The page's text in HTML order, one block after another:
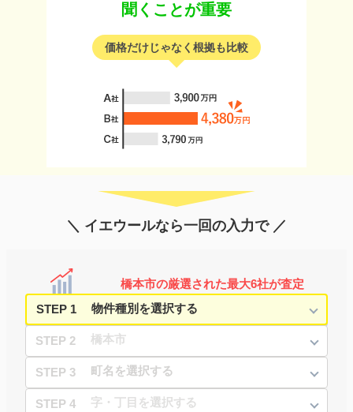
聞くことが重要
価格だけじゃなく根拠も比較
＼ イエウールなら一回の入力で ／
橋本市の厳選された最大6社が査定
STEP 1
STEP 2
STEP 3
STEP 4